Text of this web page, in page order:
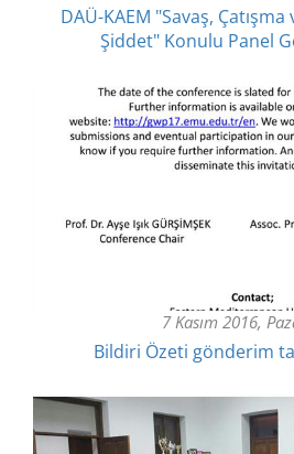
DAÜ-KAEM "Savaş, Çatışma
Şiddet" Konulu Panel
7 Kasım 2016,
Bildiri Özeti gönderim